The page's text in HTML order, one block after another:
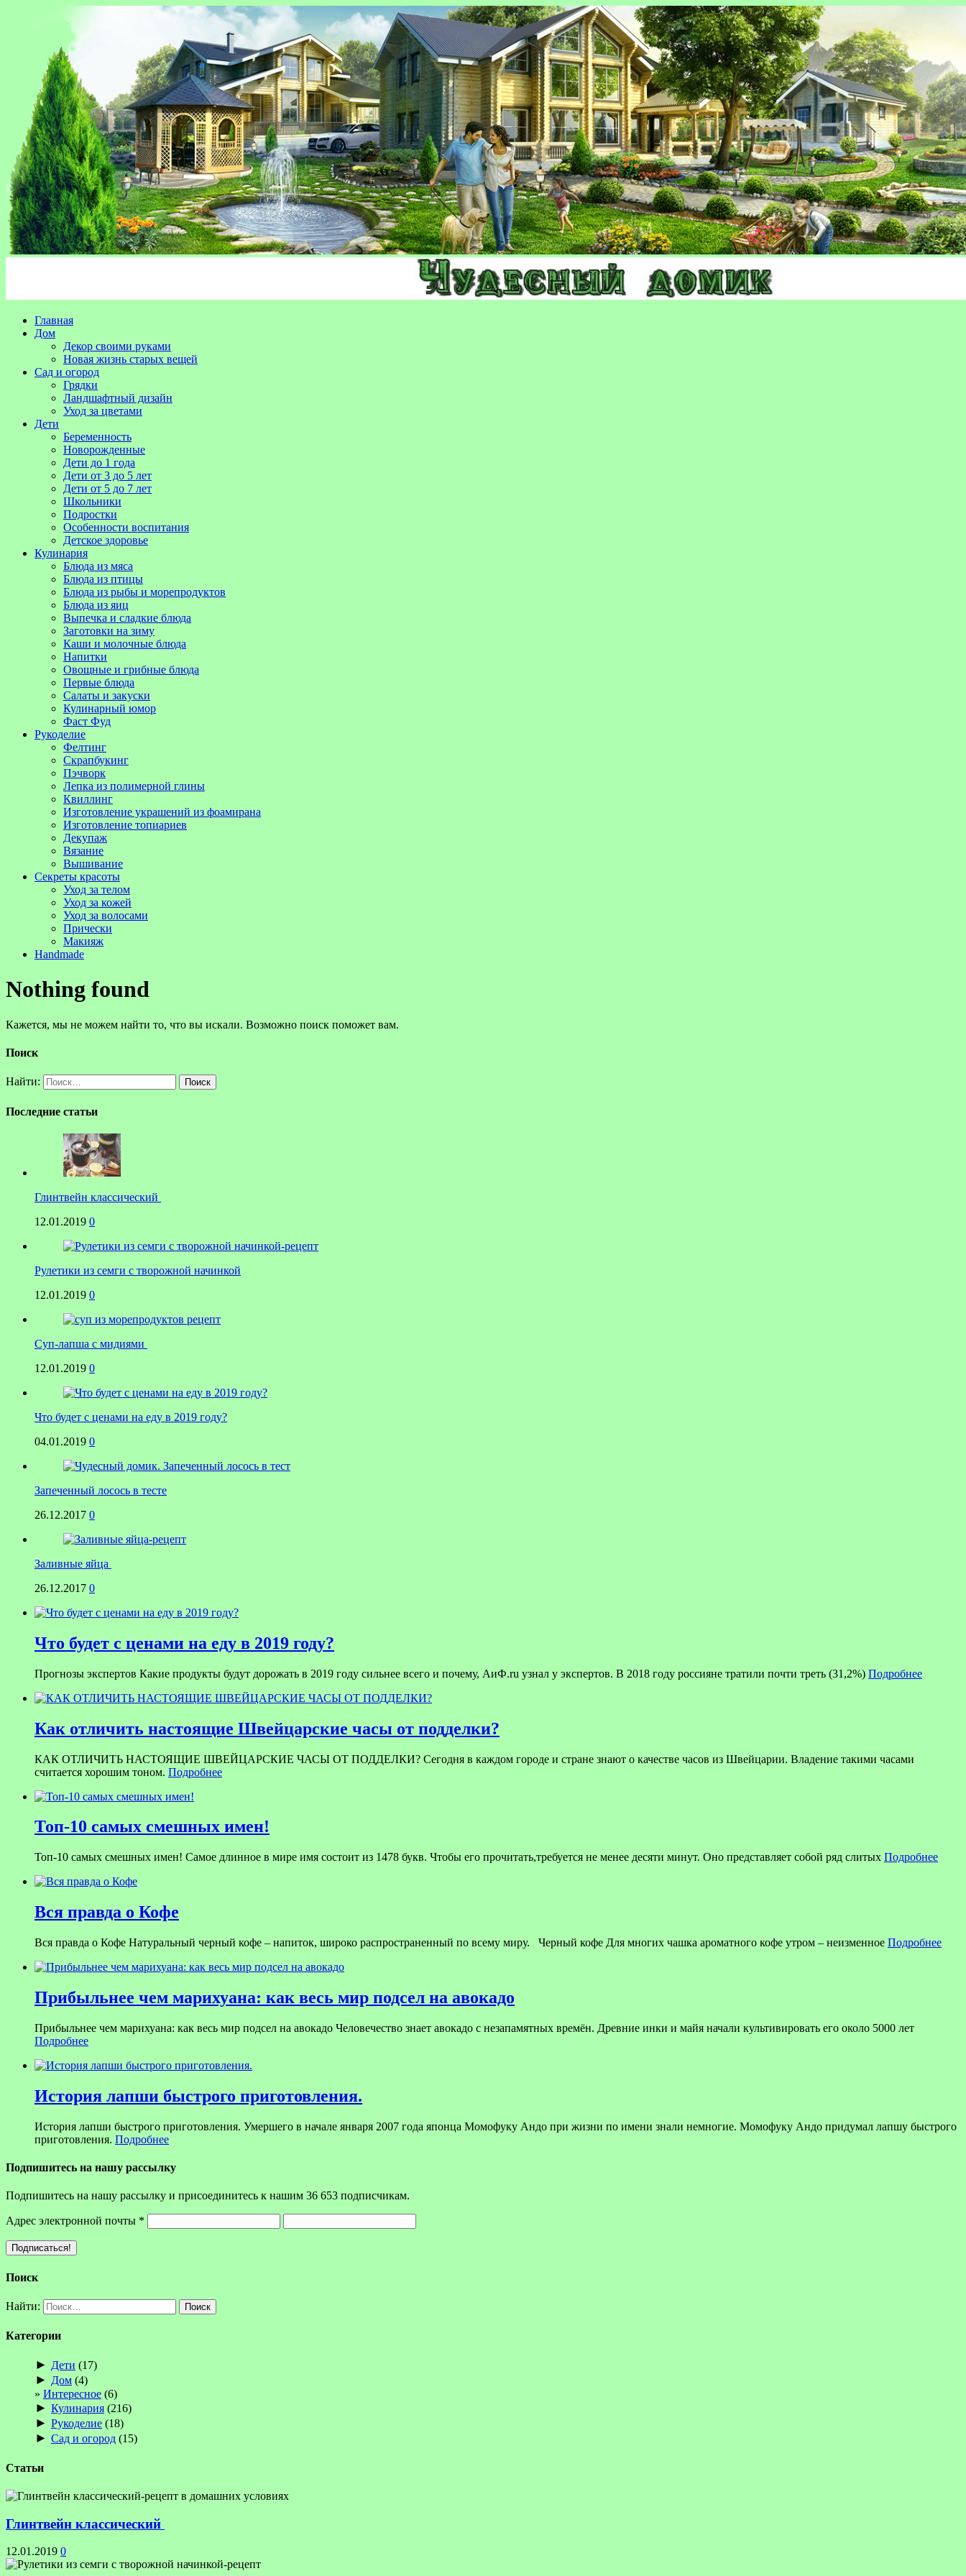
Главная
Дом
Декор своими руками
Новая жизнь старых вещей
Сад и огород
Грядки
Ландшафтный дизайн
Уход за цветами
Дети
Беременность
Новорожденные
Дети до 1 года
Дети от 3 до 5 лет
Дети от 5 до 7 лет
Школьники
Подростки
Особенности воспитания
Детское здоровье
Кулинария
Блюда из мяса
Блюда из птицы
Блюда из рыбы и морепродуктов
Блюда из яиц
Выпечка и сладкие блюда
Заготовки на зиму
Каши и молочные блюда
Напитки
Овощные и грибные блюда
Первые блюда
Салаты и закуски
Кулинарный юмор
Фаст Фуд
Рукоделие
Фелтинг
Скрапбукинг
Пэчворк
Лепка из полимерной глины
Квиллинг
Изготовление украшений из фоамирана
Изготовление топиариев
Декупаж
Вязание
Вышивание
Секреты красоты
Уход за телом
Уход за кожей
Уход за волосами
Прически
Макияж
Handmade
Nothing found
Кажется, мы не можем найти то, что вы искали. Возможно поиск поможет вам.
Поиск
Найти:
Последние статьи
Глинтвейн классический
12.01.2019 0
Рулетики из семги с творожной начинкой
12.01.2019 0
Суп-лапша с мидиями
12.01.2019 0
Что будет с ценами на еду в 2019 году?
04.01.2019 0
Запеченный лосось в тесте
26.12.2017 0
Заливные яйца
26.12.2017 0
Что будет с ценами на еду в 2019 году?
Прогнозы экспертов Какие продукты будут дорожать в 2019 году сильнее всего и почему, АиФ.ru узнал у экспертов. В 2018 году россияне тратили почти треть (31,2%) Подробнее
Как отличить настоящие Швейцарские часы от подделки?
КАК ОТЛИЧИТЬ НАСТОЯЩИЕ ШВЕЙЦАРСКИЕ ЧАСЫ ОТ ПОДДЕЛКИ? Сегодня в каждом городе и стране знают о качестве часов из Швейцарии. Владение такими часами
считается хорошим тоном. Подробнее
Топ-10 самых смешных имен!
Топ-10 самых смешных имен! Самое длинное в мире имя состоит из 1478 букв. Чтобы его прочитать,требуется не менее десяти минут. Оно представляет собой ряд слитых Подробнее
Вся правда о Кофе
Вся правда о Кофе Натуральный черный кофе – напиток, широко распространенный по всему миру. Черный кофе Для многих чашка ароматного кофе утром – неизменное Подробнее
Прибыльнее чем марихуана: как весь мир подсел на авокадо
Прибыльнее чем марихуана: как весь мир подсел на авокадо Человечество знает авокадо с незапамятных времён. Древние инки и майя начали культивировать его около 5000 лет
Подробнее
История лапши быстрого приготовления.
История лапши быстрого приготовления. Умершего в начале января 2007 года японца Момофуку Андо при жизни по имени знали немногие. Момофуку Андо придумал лапшу быстрого
приготовления. Подробнее
Подпишитесь на нашу рассылку
Подпишитесь на нашу рассылку и присоединитесь к нашим 36 653 подписчикам.
Адрес электронной почты *
Поиск
Найти:
Категории
► Дети (17)
► Дом (4)
Интересное (6)
► Кулинария (216)
► Рукоделие (18)
► Сад и огород (15)
Статьи
Глинтвейн классический
12.01.2019 0